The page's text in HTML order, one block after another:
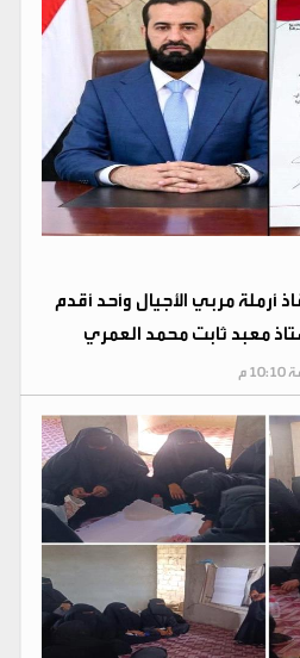
أرملة مربي الأجيال وأحد أقدم
معبد ثابت محمد العمري